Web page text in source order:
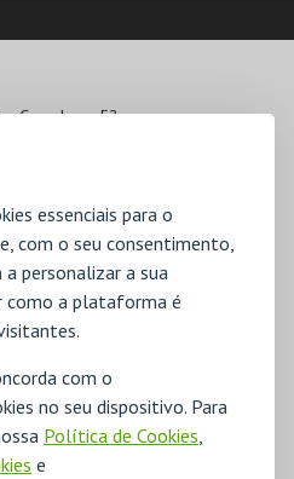
essenciais para o
com o seu consentimento,
personalizar a sua
como a plataforma é
com o
no seu dispositivo. Para
Política de Cookies
e
Corucheus 52